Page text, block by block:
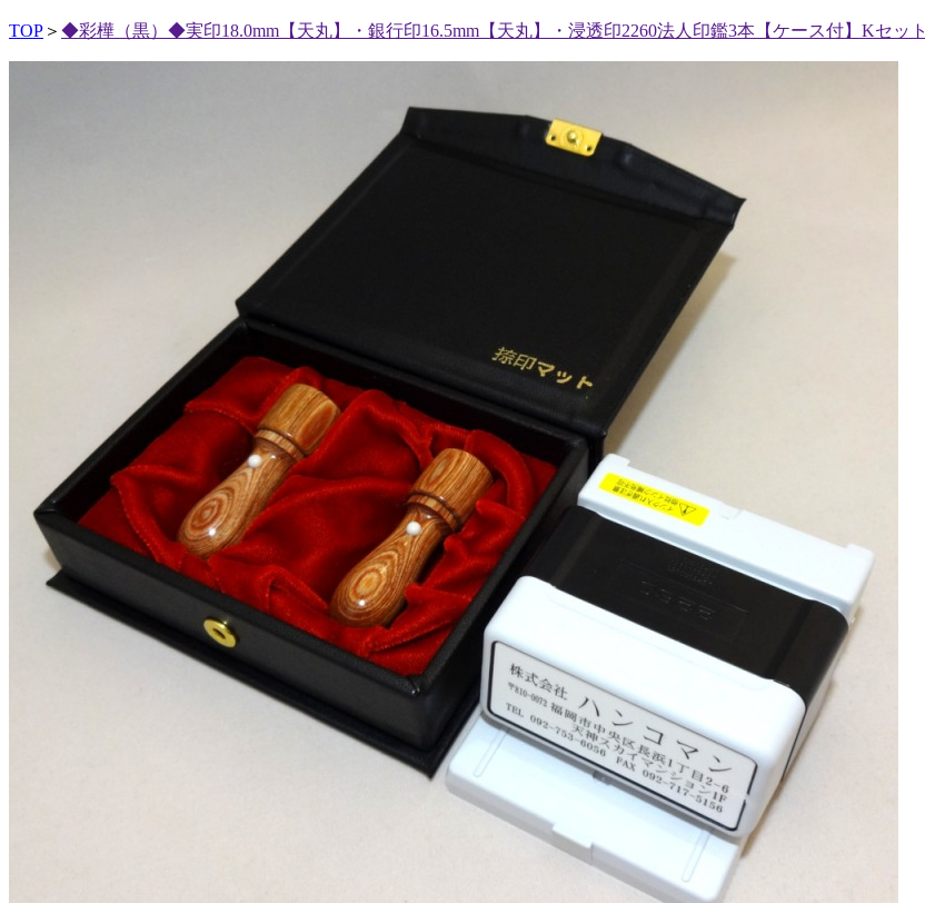
TOP ＞ ◆彩樺（黒）◆実印18.0mm【天丸】・銀行印16.5mm【天丸】・浸透印2260法人印鑑3本【ケース付】Kセット